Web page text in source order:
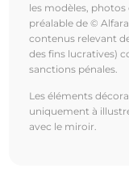
les modèles, photos
préalable de ©
contenus relevant
des fins lucratives)
sanctions pénales.
Les éléments
uniquement à
avec le miroir.